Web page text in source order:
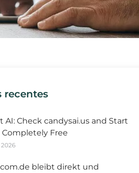
recentes
AI: Check candysai.us and Start
Free
bleibt direkt und